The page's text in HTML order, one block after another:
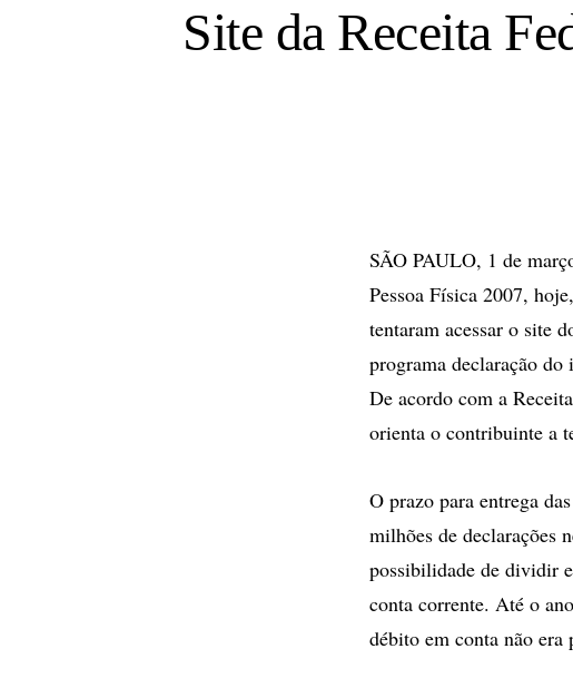
Site da Receita
SÃO PAULO, 1 de
Pessoa Física 2007,
tentaram acessar o site
programa declaração do
De acordo com a
orienta o contribuinte a
O prazo para entrega
milhões de declarações
possibilidade de dividir
conta corrente. Até o
débito em conta não era